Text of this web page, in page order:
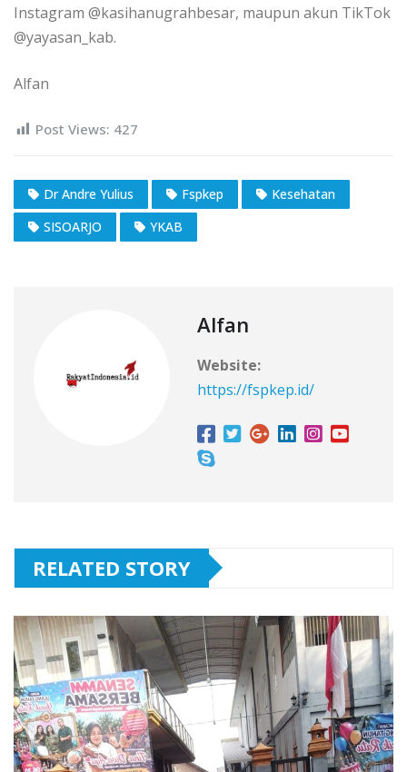
Instagram @kasihanugrahbesar, maupun akun TikTok
@yayasan_kab.
Alfan
Post Views: 427
Dr Andre Yulius Fspkep
Kesehatan
SISOARJO
YKAB
Alfan
Website:
https://fspkep.id/
RELATED STORY